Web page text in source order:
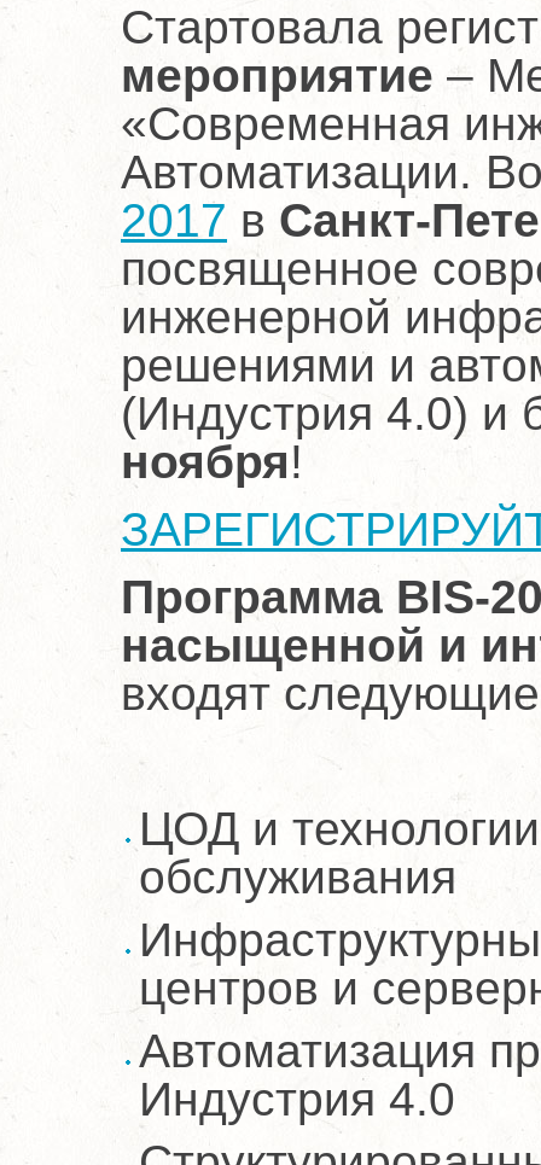
Стартовала
мероприятие –
«Современная
Автоматизации.
2017 в Санкт-
посвященное
инженерной
решениями и
(Индустрия 4.0) и
ноября!
Программа BIS-
насыщенной и
входят
ЦОД и
обслуживания
центров и
Автоматизация
Индустрия 4.0